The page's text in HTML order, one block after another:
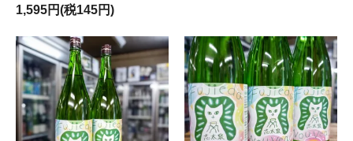
1,595円(税145円)